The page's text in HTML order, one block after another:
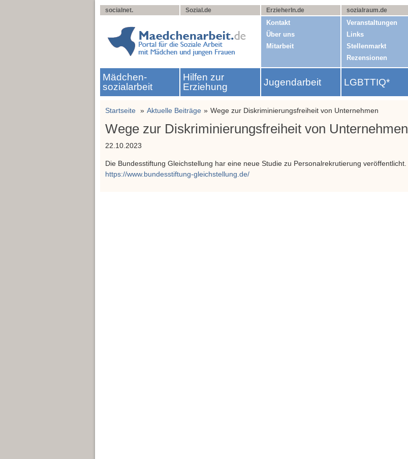
socialnet. Sozial.de ErzieherIn.de sozialraum.de
Kontakt
Über uns
Mitarbeit
Veranstaltungen
Links
Stellenmarkt
Rezensionen
Mädchen­
sozialarbeit
Hilfen zur
Erziehung
Jugendarbeit LGBTTIQ*
Startseite Aktuelle Beiträge Wege zur Diskriminierungsfreiheit von Unternehmen
Wege zur Diskriminierungsfreiheit von Unternehmen
22.10.2023
Die Bundesstiftung Gleichstellung har eine neue Studie zu Personalrekrutierung veröffentlicht.
https://www.bundesstiftung-gleichstellung.de/